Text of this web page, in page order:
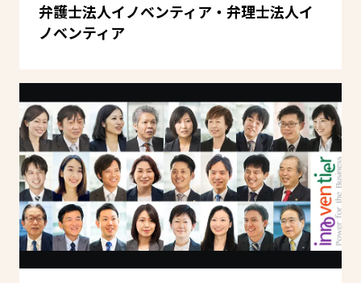
弁護士法人イノベンティア・弁理士法人イ
ノベンティア